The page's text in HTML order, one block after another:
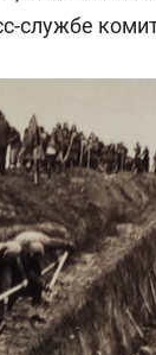
службе
невроз»
не считает